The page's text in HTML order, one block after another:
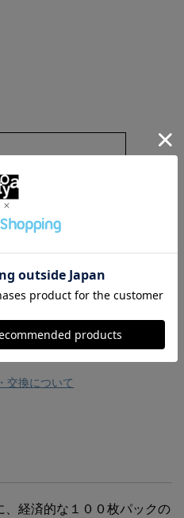
交換について
経済的な１００枚パックの